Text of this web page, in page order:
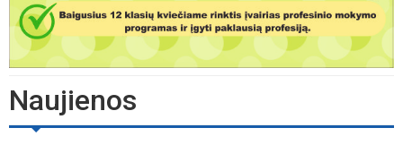
Naujienos